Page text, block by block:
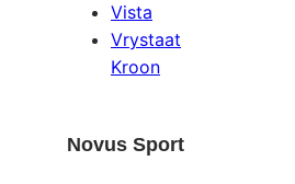
Vista
Vrystaat
Kroon
Novus Sport